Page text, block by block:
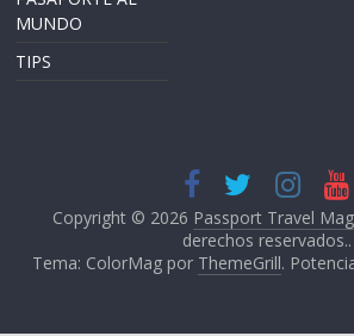
MUNDO
TIPS
Copyright © 2026 Passport Travel
derechos reservados..
Tema: ColorMag por ThemeGrill.